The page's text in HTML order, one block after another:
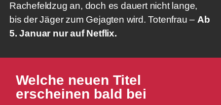
Rachefeldzug an, doch es dauert nicht lange,
bis der Jäger zum Gejagten wird. Totenfrau – Ab
5. Januar nur auf Netflix.
Welche neuen Titel
erscheinen bald bei